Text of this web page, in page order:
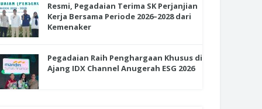
Resmi, Pegadaian Terima SK Perjanjian
Kerja Bersama Periode 2026–2028 dari
Kemenaker
Pegadaian Raih Penghargaan Khusus di
Ajang IDX Channel Anugerah ESG 2026